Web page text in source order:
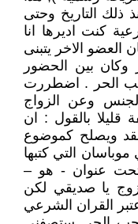
ذلك التاريخ وحتى
كنت اديرها انا
الاخر يتبنى
وكان بين الحضور
الحر . اضطررت
وعن الزواج
قليلا بالقول : ان
ويصلح كموضوع
التي كتبها
23من كانون الأول عام 1833تحت عنوان - هو –
يا صديقي لكن
القران الشرعي